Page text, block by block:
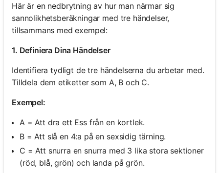
Här är en nedbrytning av hur man närmar sig
sannolikhetsberäkningar med tre händelser,
tillsammans med exempel:
1. Definiera Dina Händelser
Identifiera tydligt de tre händelserna du arbetar med.
Tilldela dem etiketter som A, B och C.
Exempel:
A = Att dra ett Ess från en kortlek.
B = Att slå en 4:a på en sexsidig tärning.
C = Att snurra en snurra med 3 lika stora sektioner
(röd, blå, grön) och landa på grön.